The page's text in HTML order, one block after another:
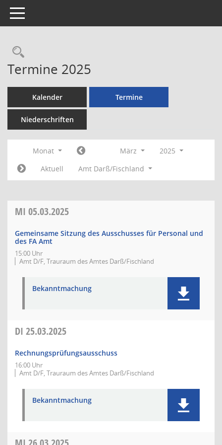
Toggle navigation
Rechercheauswahl
Termine 2025
Kalender Termine
Niederschriften
Monat März
2025
Aktuell
Amt Darß/Fischland
MI 05.03.2025
Gemeinsame Sitzung des Ausschusses für Personal und
des FA Amt
15:00 Uhr
Amt D/F, Trauraum des Amtes Darß/Fischland
Bekanntmachung
DI 25.03.2025
Rechnungsprüfungsausschuss
16:00 Uhr
Amt D/F, Trauraum des Amtes Darß/Fischland
Bekanntmachung